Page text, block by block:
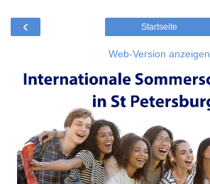
‹ Startseite
Web-Version anzeigen